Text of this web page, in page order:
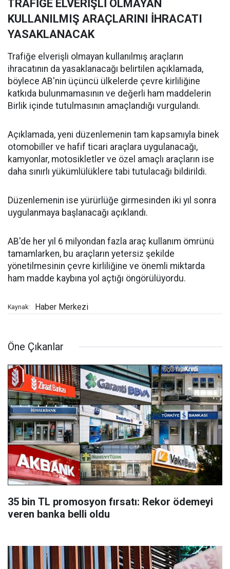
TRAFİĞE ELVERİŞLİ OLMAYAN
KULLANILMIŞ ARAÇLARINI İHRACATI
YASAKLANACAK
Trafiğe elverişli olmayan kullanılmış araçların
ihracatının da yasaklanacağı belirtilen açıklamada,
böylece AB'nin üçüncü ülkelerde çevre kirliliğine
katkıda bulunmamasının ve değerli ham maddelerin
Birlik içinde tutulmasının amaçlandığı vurgulandı.
Açıklamada, yeni düzenlemenin tam kapsamıyla binek
otomobiller ve hafif ticari araçlara uygulanacağı,
kamyonlar, motosikletler ve özel amaçlı araçların ise
daha sınırlı yükümlülüklere tabi tutulacağı bildirildi.
Düzenlemenin ise yürürlüğe girmesinden iki yıl sonra
uygulanmaya başlanacağı açıklandı.
AB'de her yıl 6 milyondan fazla araç kullanım ömrünü
tamamlarken, bu araçların yetersiz şekilde
yönetilmesinin çevre kirliliğine ve önemli miktarda
ham madde kaybına yol açtığı öngörülüyordu.
Kaynak: Haber Merkezi
Öne Çıkanlar
35 bin TL promosyon fırsatı: Rekor ödemeyi
veren banka belli oldu